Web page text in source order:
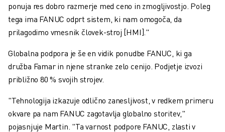
ponuja res dobro razmerje med ceno in zmogljivostjo. Poleg
tega ima FANUC odprt sistem, ki nam omogoča, da
prilagodimo vmesnik človek-stroj [HMI]."
Globalna podpora je še en vidik ponudbe FANUC, ki ga
družba Famar in njene stranke zelo cenijo. Podjetje izvozi
približno 80 % svojih strojev.
"Tehnologija izkazuje odlično zanesljivost, v redkem primeru
okvare pa nam FANUC zagotavlja globalno storitev,"
pojasnjuje Martin. "Ta varnost podpore FANUC, zlasti v